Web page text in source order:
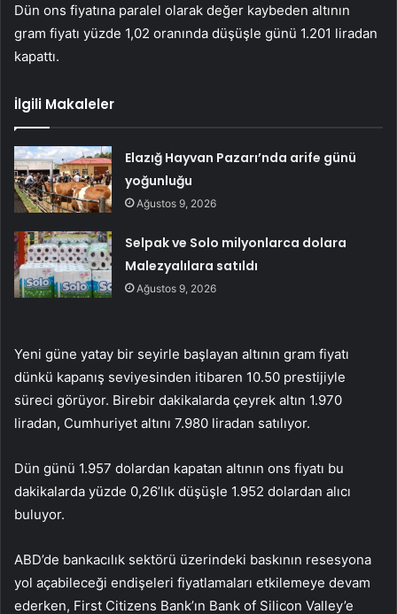
Dün ons fiyatına paralel olarak değer kaybeden altının
gram fiyatı yüzde 1,02 oranında düşüşle günü 1.201 liradan
kapattı.
İlgili Makaleler
Elazığ Hayvan Pazarı’nda arife günü
yoğunluğu
Ağustos 9, 2026
Selpak ve Solo milyonlarca dolara
Malezyalılara satıldı
Ağustos 9, 2026
Yeni güne yatay bir seyirle başlayan altının gram fiyatı
dünkü kapanış seviyesinden itibaren 10.50 prestijiyle
süreci görüyor. Birebir dakikalarda çeyrek altın 1.970
liradan, Cumhuriyet altını 7.980 liradan satılıyor.
Dün günü 1.957 dolardan kapatan altının ons fiyatı bu
dakikalarda yüzde 0,26’lık düşüşle 1.952 dolardan alıcı
buluyor.
ABD’de bankacılık sektörü üzerindeki baskının resesyona
yol açabileceği endişeleri fiyatlamaları etkilemeye devam
ederken, First Citizens Bank’ın Bank of Silicon Valley’e